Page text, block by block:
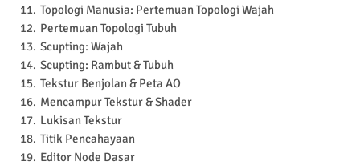
Topologi Manusia: Pertemuan Topologi Wajah
Pertemuan Topologi Tubuh
Scupting: Wajah
Scupting: Rambut & Tubuh
Tekstur Benjolan & Peta AO
Mencampur Tekstur & Shader
Lukisan Tekstur
Titik Pencahayaan
Editor Node Dasar